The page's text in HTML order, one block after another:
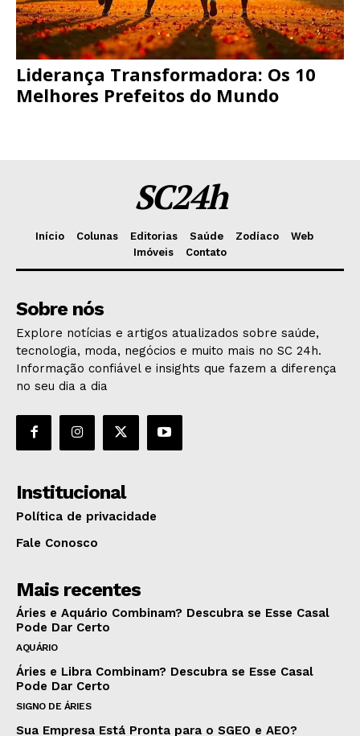
Liderança Transformadora: Os 10
Melhores Prefeitos do Mundo
SC24h
Início Colunas Editorias Saúde Zodíaco
Web
Imóveis
Contato
Sobre nós
Explore notícias e artigos atualizados sobre saúde,
tecnologia, moda, negócios e muito mais no SC 24h.
Informação confiável e insights que fazem a diferença
no seu dia a dia
Institucional
Política de privacidade
Fale Conosco
Mais recentes
Áries e Aquário Combinam? Descubra se Esse Casal
Pode Dar Certo
AQUÁRIO
Áries e Libra Combinam? Descubra se Esse Casal
Pode Dar Certo
SIGNO DE ÁRIES
Sua Empresa Está Pronta para o SGEO e AEO?